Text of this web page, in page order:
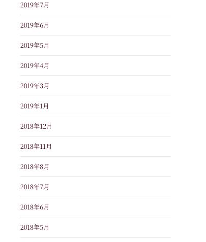
2019年7月
2019年6月
2019年5月
2019年4月
2019年3月
2019年1月
2018年12月
2018年11月
2018年8月
2018年7月
2018年6月
2018年5月